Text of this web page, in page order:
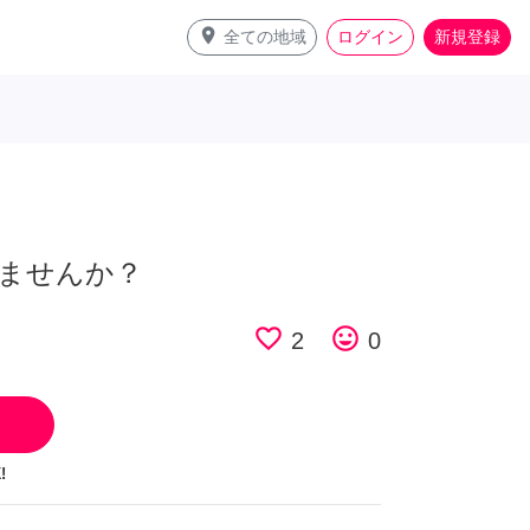
place 全ての地域 ログイン 新規登録
せんか？
favorite_border 2 tag_faces 0